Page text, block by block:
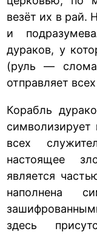
везёт их в рай.
и
дураков, у
(руль —
отправляет
Корабль
символизирует
всех
настоящее
является
наполнена
здесь